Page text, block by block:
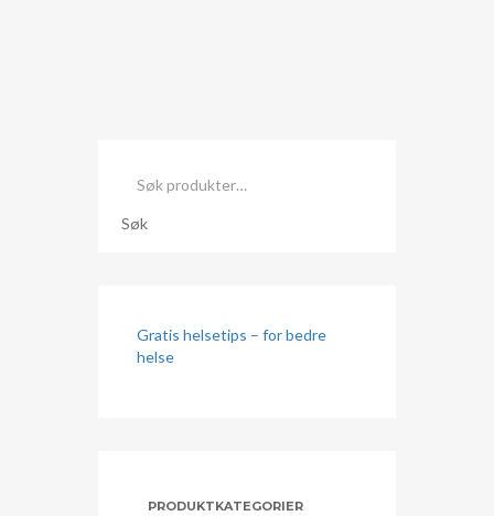
etter:
Søk
Gratis helsetips – for bedre
helse
PRODUKTKATEGORIER